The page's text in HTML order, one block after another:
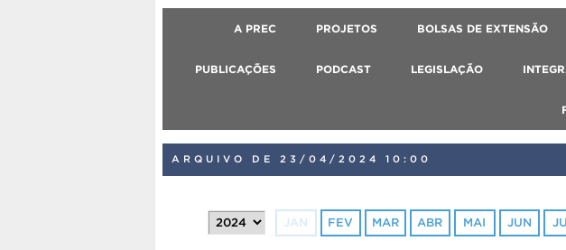
A PREC PROJETOS BOLSAS DE EXTENSÃO
PUBLICAÇÕES PODCAST LEGISLAÇÃO
ARQUIVO DE 23/04/2024 10:00
JAN FEV MAR ABR MAI JUN